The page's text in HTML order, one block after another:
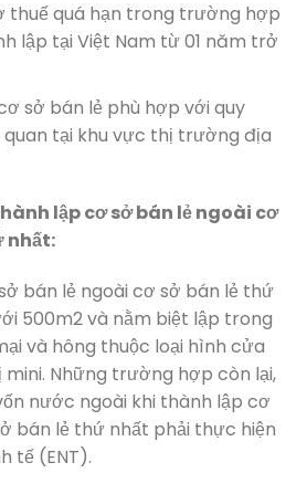
thuế quá hạn trong trường hợp
lập tại Việt Nam từ 01 năm trở
sở bán lẻ phù hợp với quy
quan tại khu vực thị trường địa
lập cơ sở bán lẻ ngoài cơ
nhất:
bán lẻ ngoài cơ sở bán lẻ thứ
500m2 và nằm biệt lập trong
và hông thuộc loại hình cửa
mini. Những trường hợp còn lại,
nước ngoài khi thành lập cơ
bán lẻ thứ nhất phải thực hiện
tế (ENT).